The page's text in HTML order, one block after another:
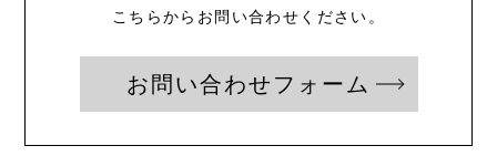
こちらからお問い合わせください。
お問い合わせフォーム